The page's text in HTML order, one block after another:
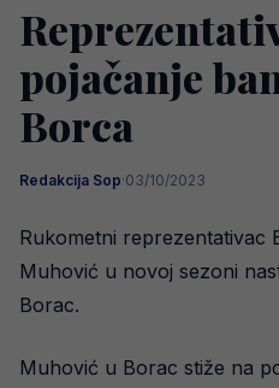
pojačanje
Borca
Redakcija Sop·03/10/2023
Rukometni reprezentativac
Muhović u novoj sezoni
Borac.
Muhović u Borac stiže na